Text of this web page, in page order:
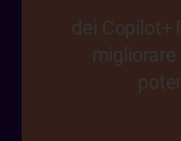
dei Copilot+
migliorare